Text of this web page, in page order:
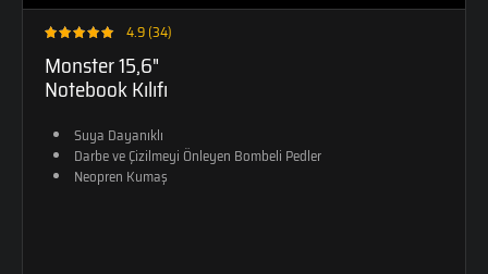
4.9 (34)
Monster 15,6"
Notebook Kılıfı
Suya Dayanıklı
Darbe ve Çizilmeyi Önleyen Bombeli Pedler
Neopren Kumaş